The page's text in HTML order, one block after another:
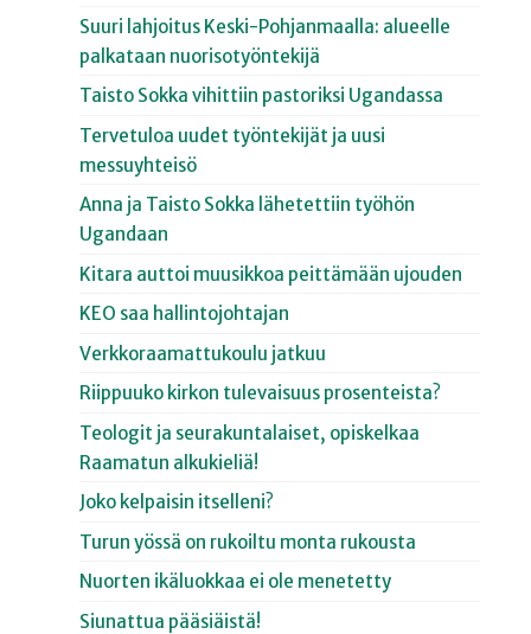
Suuri lahjoitus Keski-Pohjanmaalla: alueelle
palkataan nuorisotyöntekijä
Taisto Sokka vihittiin pastoriksi Ugandassa
Tervetuloa uudet työntekijät ja uusi
messuyhteisö
Anna ja Taisto Sokka lähetettiin työhön
Ugandaan
Kitara auttoi muusikkoa peittämään ujouden
KEO saa hallintojohtajan
Verkkoraamattukoulu jatkuu
Riippuuko kirkon tulevaisuus prosenteista?
Teologit ja seurakuntalaiset, opiskelkaa
Raamatun alkukieliä!
Joko kelpaisin itselleni?
Turun yössä on rukoiltu monta rukousta
Nuorten ikäluokkaa ei ole menetetty
Siunattua pääsiäistä!